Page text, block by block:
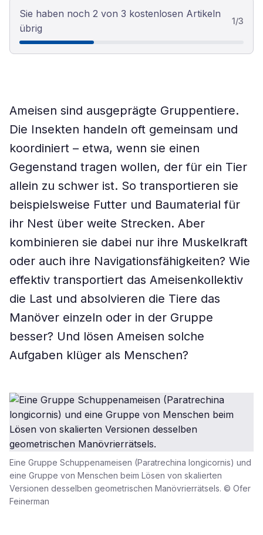
Sie haben noch 2 von 3 kostenlosen Artikeln
übrig
1/3
Ameisen sind ausgeprägte Gruppentiere.
Die Insekten handeln oft gemeinsam und
koordiniert – etwa, wenn sie einen
Gegenstand tragen wollen, der für ein Tier
allein zu schwer ist. So transportieren sie
beispielsweise Futter und Baumaterial für
ihr Nest über weite Strecken. Aber
kombinieren sie dabei nur ihre Muskelkraft
oder auch ihre Navigationsfähigkeiten? Wie
effektiv transportiert das Ameisenkollektiv
die Last und absolvieren die Tiere das
Manöver einzeln oder in der Gruppe
besser? Und lösen Ameisen solche
Aufgaben klüger als Menschen?
Eine Gruppe Schuppenameisen (Paratrechina longicornis) und
eine Gruppe von Menschen beim Lösen von skalierten
Versionen desselben geometrischen Manövrierrätsels. © Ofer
Feinerman